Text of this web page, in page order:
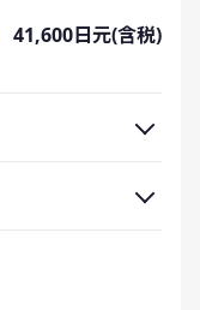
41,600日元(含税)